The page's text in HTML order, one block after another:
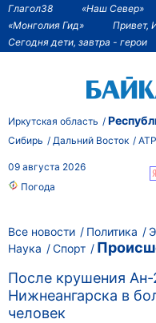
Глагол38 «Наш Север»
«Монголия Гид»
Привет,
Сегодня дети, завтра - герои
Иркутская область
Сибирь
Дальний Восток АТР
09 августа 2026
Погода
Все новости Политика
Наука
Спорт
После крушения Ан-
Нижнеангарска в
человек